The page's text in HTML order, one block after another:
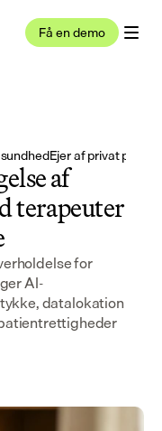
Få en demo
Ejer af privat praksis
af
terapeuter
for
AI-
datalokation